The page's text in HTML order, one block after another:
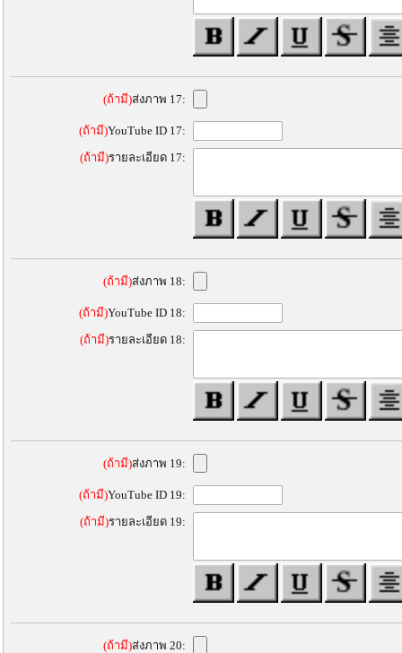
(ถ้ามี)ส่งภาพ 17:
(ถ้ามี)YouTube ID 17:
(ถ้ามี)รายละเอียด 17:
(ถ้ามี)ส่งภาพ 18:
(ถ้ามี)YouTube ID 18:
(ถ้ามี)รายละเอียด 18:
(ถ้ามี)ส่งภาพ 19:
(ถ้ามี)YouTube ID 19:
(ถ้ามี)รายละเอียด 19:
(ถ้ามี)ส่งภาพ 20: